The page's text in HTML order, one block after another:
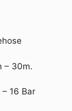
– 30m.
16 Bar